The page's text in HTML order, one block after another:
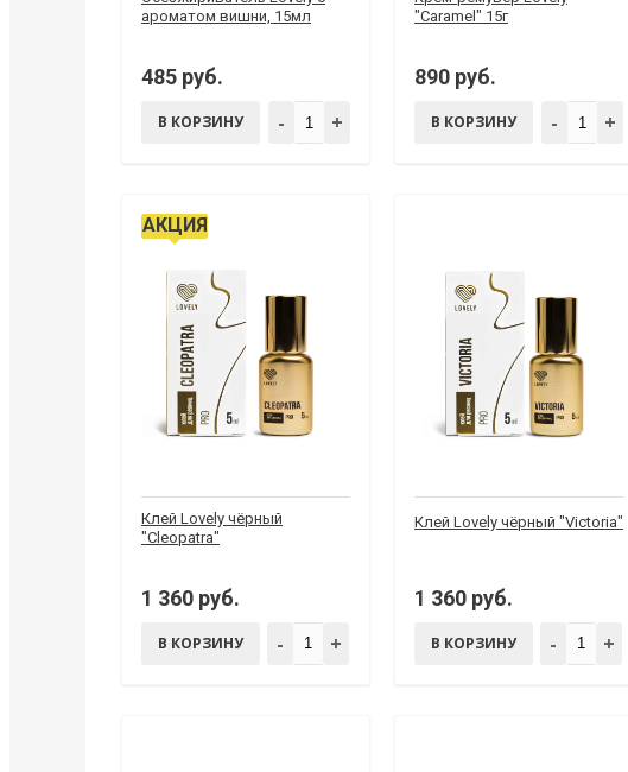
ароматом вишни, 15мл
485 руб.
- +
В КОРЗИНУ
"Caramel" 15г
890 руб.
- +
В КОРЗИНУ
АКЦИЯ
Клей Lovely чёрный
"Cleopatra"
1 360 руб.
В КОРЗИНУ - +
Клей Lovely чёрный "Victoria"
1 360 руб.
В КОРЗИНУ - +